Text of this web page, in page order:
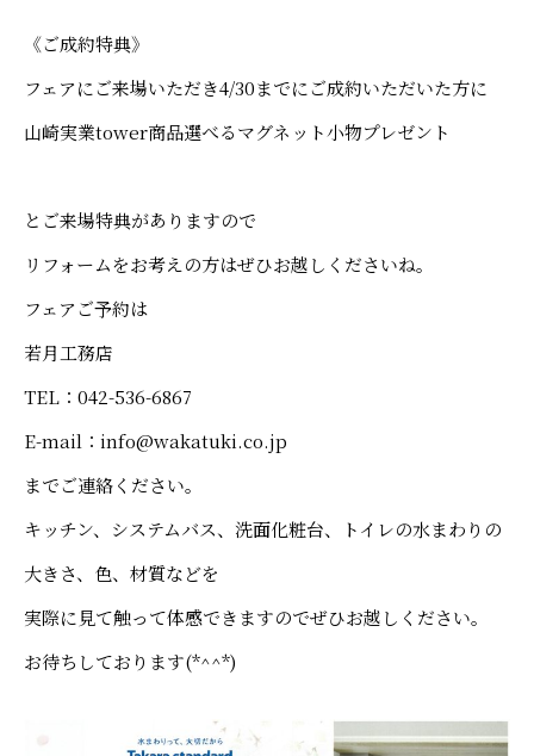
《ご成約特典》
フェアにご来場いただき4/30までにご成約いただいた方に
山崎実業tower商品選べるマグネット小物プレゼント
とご来場特典がありますので
リフォームをお考えの方はぜひお越しくださいね。
フェアご予約は
若月工務店
TEL：042-536-6867
E-mail：info@wakatuki.co.jp
までご連絡ください。
キッチン、システムバス、洗面化粧台、トイレの水まわりの
大きさ、色、材質などを
実際に見て触って体感できますのでぜひお越しください。
お待ちしております(*^^*)